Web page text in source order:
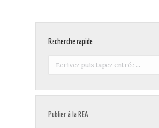
Recherche rapide
Recherche
Publier à la REA